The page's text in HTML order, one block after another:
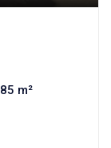
85 m²